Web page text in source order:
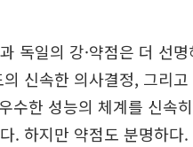
독일의 강·약점은 더 선
신속한 의사결정, 그리
수한 성능의 체계를 신속
. 하지만 약점도 분명하